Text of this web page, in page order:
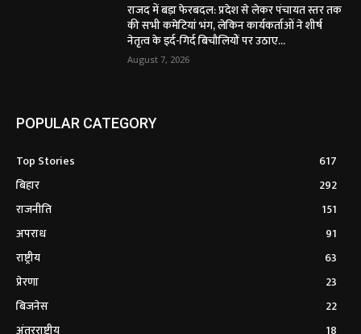
राजद में बड़ा फेरबदल: प्रदेश से लेकर पंचायत स्तर तक
की सभी कमेटियां भंग, लेकिन कार्यकर्ताओं ने शीर्ष
नेतृत्व के इर्द-गिर्द बिचौलियों पर उठाए...
August 7, 2026
POPULAR CATEGORY
Top Stories
617
बिहार
292
राजनीति
151
अपराध
91
राष्ट्रीय
63
प्रेरणा
23
बिजनेस
22
अंतरराष्ट्रीय
18